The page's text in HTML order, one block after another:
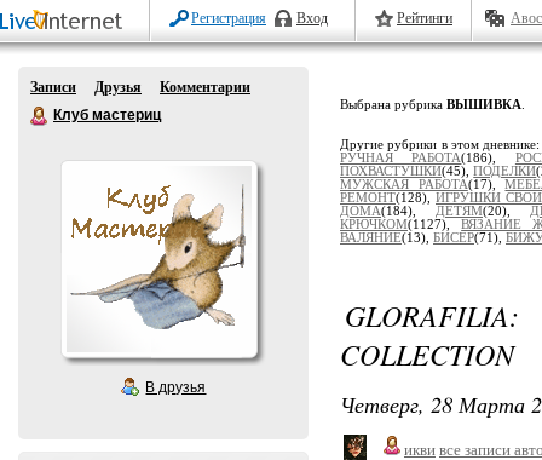
Регистрация Вход Рейтинги
Записи Друзья
Комментарии
Клуб мастериц
В друзья
Выбрана рубрика ВЫШИВКА
Другие рубрики в этом
РУЧНАЯ РАБОТА(186),
ПОХВАСТУШКИ(45),ПОДЕЛКИ
МУЖСКАЯ РАБОТА(17),
РЕМОНТ(128), ИГРУШКИ
ДОМА(184), ДЕТЯМ(20),
КРЮЧКОМ(1127),ВЯЗАНИЕ
ВАЛЯНИЕ(13), БИСЕР(71),
COLLECTION
Четверг, 28 Марта
икви все записи